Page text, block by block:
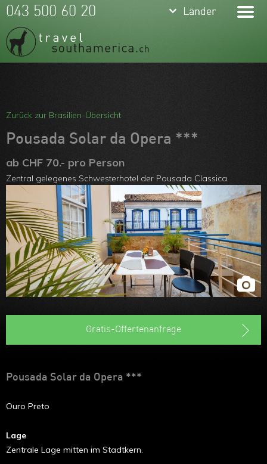
Team
Über uns
Feedbacks
Kontakt
ARVB
keyboard_arrow_down Länder
Ecuador
Bolivien
Uruguay
Paraguay
Guyanas
keyboard_arrow_down Länder
043 500 60 20
Zurück zur Brasilien-Übersicht
Pousada Solar da Opera ***
ab CHF 70.- pro Person
Zentral gelegenes Schwesterhotel der Pousada Classica.
Gratis-Offertenanfrage
Pousada Solar da Opera ***
Ouro Preto
Lage
Zentrale Lage mitten im Stadtkern.